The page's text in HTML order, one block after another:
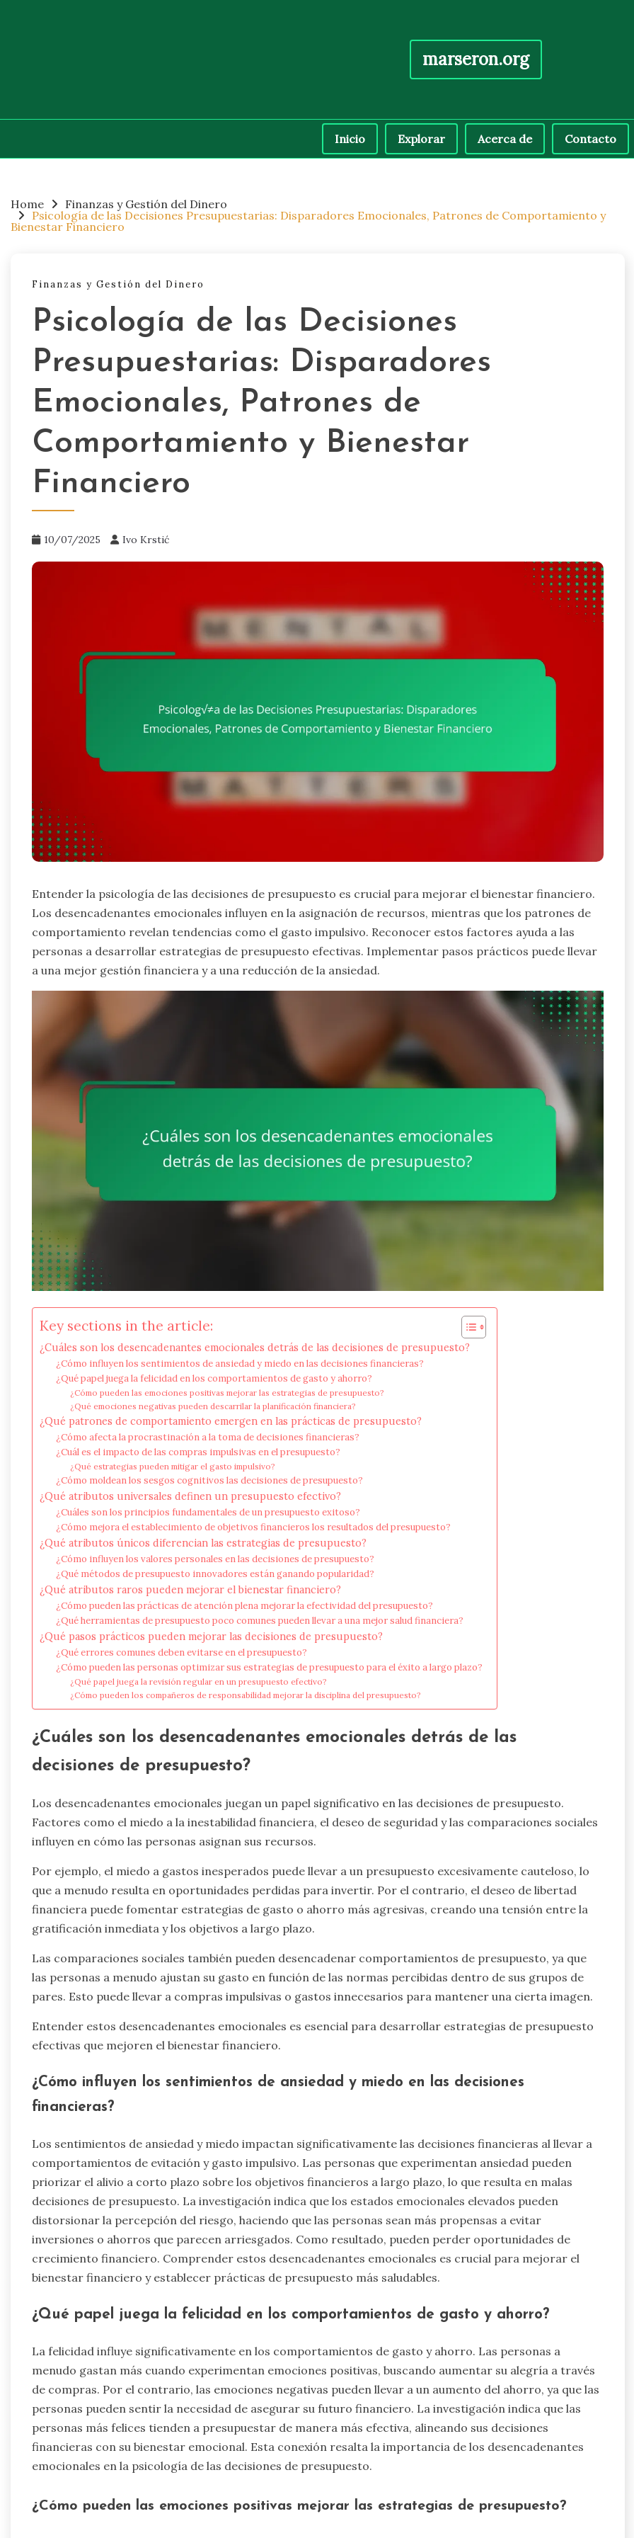
marseron.org
Inicio Explorar Acerca de
Contacto
content
Home
Finanzas y Gestión del Dinero
Psicología de las Decisiones Presupuestarias: Disparadores Emocionales, Patrones de Comportamiento y
Bienestar Financiero
Finanzas y Gestión del Dinero
Psicología de las Decisiones
Presupuestarias: Disparadores
Emocionales, Patrones de
Comportamiento y Bienestar
Financiero
10/07/2025 Ivo Krstić
Entender la psicología de las decisiones de presupuesto es crucial para mejorar el bienestar financiero.
Los desencadenantes emocionales influyen en la asignación de recursos, mientras que los patrones de
comportamiento revelan tendencias como el gasto impulsivo. Reconocer estos factores ayuda a las
personas a desarrollar estrategias de presupuesto efectivas. Implementar pasos prácticos puede llevar
a una mejor gestión financiera y a una reducción de la ansiedad.
Key sections in the article:
¿Cuáles son los desencadenantes emocionales detrás de las decisiones de presupuesto?
¿Cómo influyen los sentimientos de ansiedad y miedo en las decisiones financieras?
¿Qué papel juega la felicidad en los comportamientos de gasto y ahorro?
¿Cómo pueden las emociones positivas mejorar las estrategias de presupuesto?
¿Qué emociones negativas pueden descarrilar la planificación financiera?
¿Qué patrones de comportamiento emergen en las prácticas de presupuesto?
¿Cómo afecta la procrastinación a la toma de decisiones financieras?
¿Cuál es el impacto de las compras impulsivas en el presupuesto?
¿Qué estrategias pueden mitigar el gasto impulsivo?
¿Cómo moldean los sesgos cognitivos las decisiones de presupuesto?
¿Qué atributos universales definen un presupuesto efectivo?
¿Cuáles son los principios fundamentales de un presupuesto exitoso?
¿Cómo mejora el establecimiento de objetivos financieros los resultados del presupuesto?
¿Qué atributos únicos diferencian las estrategias de presupuesto?
¿Cómo influyen los valores personales en las decisiones de presupuesto?
¿Qué métodos de presupuesto innovadores están ganando popularidad?
¿Qué atributos raros pueden mejorar el bienestar financiero?
¿Cómo pueden las prácticas de atención plena mejorar la efectividad del presupuesto?
¿Qué herramientas de presupuesto poco comunes pueden llevar a una mejor salud financiera?
¿Qué pasos prácticos pueden mejorar las decisiones de presupuesto?
¿Qué errores comunes deben evitarse en el presupuesto?
¿Cómo pueden las personas optimizar sus estrategias de presupuesto para el éxito a largo plazo?
¿Qué papel juega la revisión regular en un presupuesto efectivo?
¿Cómo pueden los compañeros de responsabilidad mejorar la disciplina del presupuesto?
¿Cuáles son los desencadenantes emocionales detrás de las
decisiones de presupuesto?
Los desencadenantes emocionales juegan un papel significativo en las decisiones de presupuesto.
Factores como el miedo a la inestabilidad financiera, el deseo de seguridad y las comparaciones sociales
influyen en cómo las personas asignan sus recursos.
Por ejemplo, el miedo a gastos inesperados puede llevar a un presupuesto excesivamente cauteloso, lo
que a menudo resulta en oportunidades perdidas para invertir. Por el contrario, el deseo de libertad
financiera puede fomentar estrategias de gasto o ahorro más agresivas, creando una tensión entre la
gratificación inmediata y los objetivos a largo plazo.
Las comparaciones sociales también pueden desencadenar comportamientos de presupuesto, ya que
las personas a menudo ajustan su gasto en función de las normas percibidas dentro de sus grupos de
pares. Esto puede llevar a compras impulsivas o gastos innecesarios para mantener una cierta imagen.
Entender estos desencadenantes emocionales es esencial para desarrollar estrategias de presupuesto
efectivas que mejoren el bienestar financiero.
¿Cómo influyen los sentimientos de ansiedad y miedo en las decisiones
financieras?
Los sentimientos de ansiedad y miedo impactan significativamente las decisiones financieras al llevar a
comportamientos de evitación y gasto impulsivo. Las personas que experimentan ansiedad pueden
priorizar el alivio a corto plazo sobre los objetivos financieros a largo plazo, lo que resulta en malas
decisiones de presupuesto. La investigación indica que los estados emocionales elevados pueden
distorsionar la percepción del riesgo, haciendo que las personas sean más propensas a evitar
inversiones o ahorros que parecen arriesgados. Como resultado, pueden perder oportunidades de
crecimiento financiero. Comprender estos desencadenantes emocionales es crucial para mejorar el
bienestar financiero y establecer prácticas de presupuesto más saludables.
¿Qué papel juega la felicidad en los comportamientos de gasto y ahorro?
La felicidad influye significativamente en los comportamientos de gasto y ahorro. Las personas a
menudo gastan más cuando experimentan emociones positivas, buscando aumentar su alegría a través
de compras. Por el contrario, las emociones negativas pueden llevar a un aumento del ahorro, ya que las
personas pueden sentir la necesidad de asegurar su futuro financiero. La investigación indica que las
personas más felices tienden a presupuestar de manera más efectiva, alineando sus decisiones
financieras con su bienestar emocional. Esta conexión resalta la importancia de los desencadenantes
emocionales en la psicología de las decisiones de presupuesto.
¿Cómo pueden las emociones positivas mejorar las estrategias de presupuesto?